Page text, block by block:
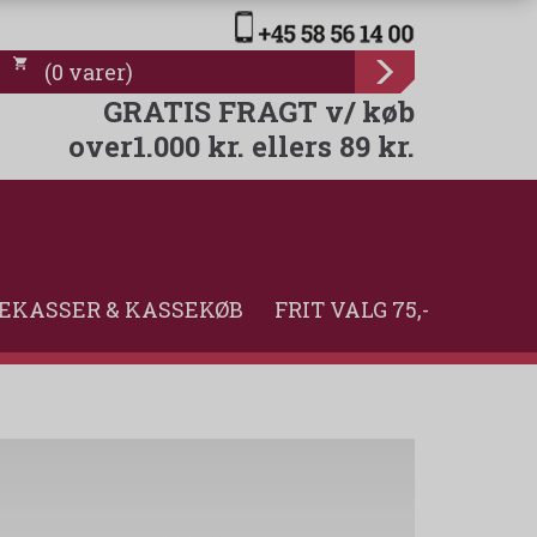
(0 varer)
GRATIS FRAGT v/ køb
over1.000 kr. ellers 89 kr.
& KASSEKØB FRIT VALG 75,-